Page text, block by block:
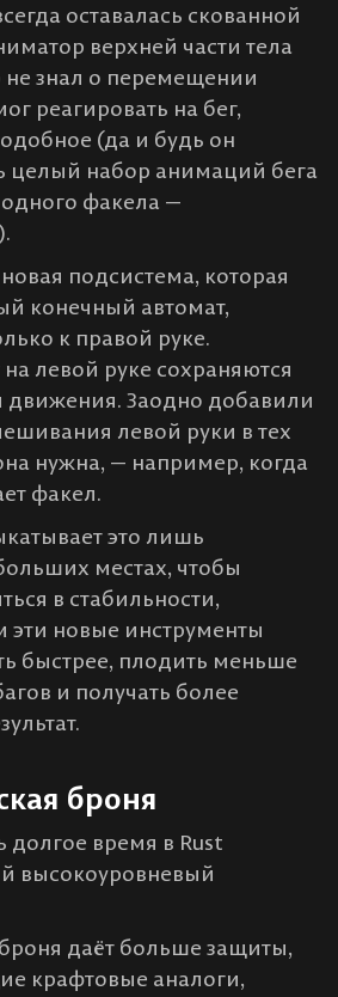
оставалась скованной
верхней части тела
не знал о перемещении
реагировать на бег,
(да и будь он
целый набор анимаций бега
факела —
подсистема, которая
конечный автомат,
к правой руке.
левой руке сохраняются
движения. Заодно добавили
левой руки в тех
нужна, — например, когда
факел.
это лишь
местах, чтобы
в стабильности,
новые инструменты
быстрее, плодить меньше
и получать более
броня
долгое время в Rust
высокоуровневый
даёт больше защиты,
крафтовые аналоги,